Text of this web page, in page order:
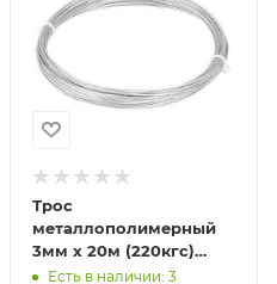
Трос
металлополимерный
3мм х 20м (220кгс)
Беларусь
Есть в наличии: 3